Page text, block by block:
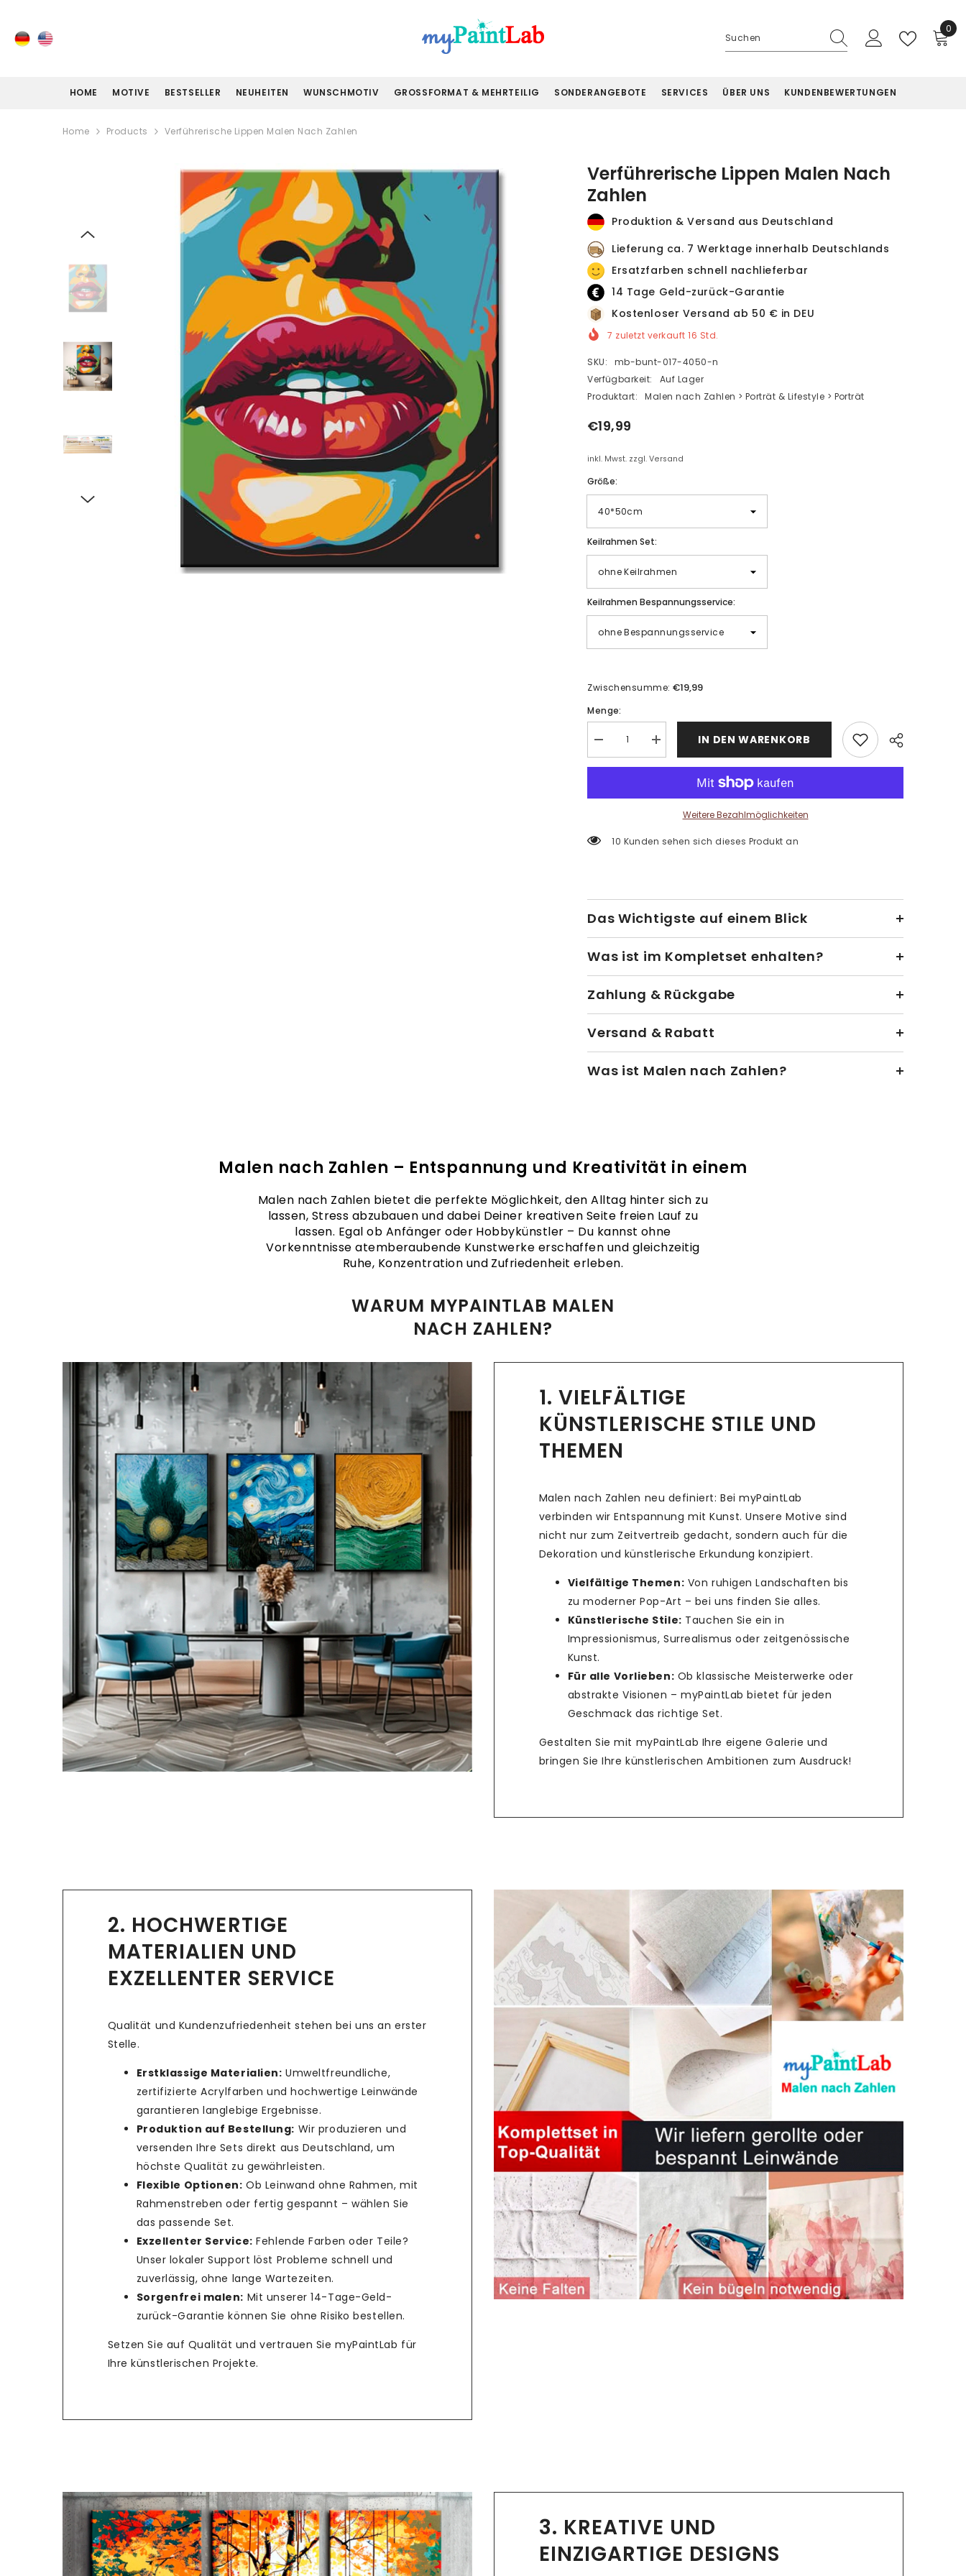
0
0
HOME MOTIVE BESTSELLER NEUHEITEN WUNSCHMOTIV GROSSFORMAT & MEHRTEILIG SONDERANGEBOTE SERVICES ÜBER UNS KUNDENBEWERTUNGEN
Home Products Verführerische Lippen Malen Nach Zahlen
Verführerische Lippen Malen Nach
Zahlen
Produktion & Versand aus Deutschland
Lieferung ca. 7 Werktage innerhalb Deutschlands
Ersatzfarben schnell nachlieferbar
14 Tage Geld-zurück-Garantie
Kostenloser Versand ab 50 € in DEU
7 zuletzt verkauft16 Std.
SKU:
mb-bunt-017-4050-n
Verfügbarkeit:
Auf Lager
Produktart:
Malen nach Zahlen > Porträt & Lifestyle > Porträt
€19,99
inkl. Mwst. zzgl. Versand
Größe:
Keilrahmen Set:
Keilrahmen Bespannungsservice:
Zwischensumme:€19,99
Menge:
verringern
für
Malen
Menge
erhöhen
für
Verführerische
Malen
Zahlen
IN DEN WARENKORB
Teilen
Weitere Bezahlmöglichkeiten
5 Kunden sehen sich dieses Produkt an
Das Wichtigste auf einem Blick
Was ist im Kompletset enhalten?
Zahlung & Rückgabe
Versand & Rabatt
Was ist Malen nach Zahlen?
Malen nach Zahlen – Entspannung und Kreativität in einem
Malen nach Zahlen bietet die perfekte Möglichkeit, den Alltag hinter sich zu
lassen, Stress abzubauen und dabei Deiner kreativen Seite freien Lauf zu
lassen. Egal ob Anfänger oder Hobbykünstler – Du kannst ohne
Vorkenntnisse atemberaubende Kunstwerke erschaffen und gleichzeitig
Ruhe, Konzentration und Zufriedenheit erleben.
WARUM MYPAINTLAB MALEN
NACH ZAHLEN?
1. VIELFÄLTIGE
KÜNSTLERISCHE STILE UND
THEMEN
Malen nach Zahlen neu definiert: Bei myPaintLab
verbinden wir Entspannung mit Kunst. Unsere Motive sind
nicht nur zum Zeitvertreib gedacht, sondern auch für die
Dekoration und künstlerische Erkundung konzipiert.
Vielfältige Themen: Von ruhigen Landschaften bis
zu moderner Pop-Art – bei uns finden Sie alles.
Künstlerische Stile: Tauchen Sie ein in
Impressionismus, Surrealismus oder zeitgenössische
Kunst.
Für alle Vorlieben: Ob klassische Meisterwerke oder
abstrakte Visionen – myPaintLab bietet für jeden
Geschmack das richtige Set.
Gestalten Sie mit myPaintLab Ihre eigene Galerie und
bringen Sie Ihre künstlerischen Ambitionen zum Ausdruck!
2. HOCHWERTIGE
MATERIALIEN UND
EXZELLENTER SERVICE
Qualität und Kundenzufriedenheit stehen bei uns an erster
Stelle.
Erstklassige Materialien: Umweltfreundliche,
zertifizierte Acrylfarben und hochwertige Leinwände
garantieren langlebige Ergebnisse.
Produktion auf Bestellung: Wir produzieren und
versenden Ihre Sets direkt aus Deutschland, um
höchste Qualität zu gewährleisten.
Flexible Optionen: Ob Leinwand ohne Rahmen, mit
Rahmenstreben oder fertig gespannt – wählen Sie
das passende Set.
Exzellenter Service: Fehlende Farben oder Teile?
Unser lokaler Support löst Probleme schnell und
zuverlässig, ohne lange Wartezeiten.
Sorgenfrei malen: Mit unserer 14-Tage-Geld-
zurück-Garantie können Sie ohne Risiko bestellen.
Setzen Sie auf Qualität und vertrauen Sie myPaintLab für
Ihre künstlerischen Projekte.
3. KREATIVE UND
EINZIGARTIGE DESIGNS